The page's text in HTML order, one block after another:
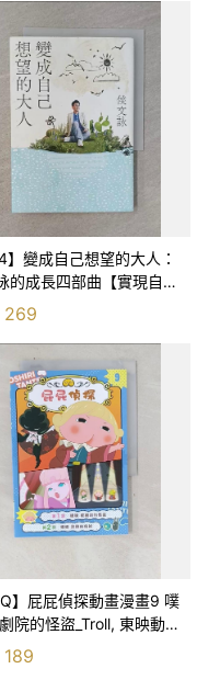
】變成自己想望的大人：
的成長四部曲【實現自
文詠
269
】屁屁偵探動畫漫畫9 噗
院的怪盜_Troll, 東映動畫
社, 張東君
189